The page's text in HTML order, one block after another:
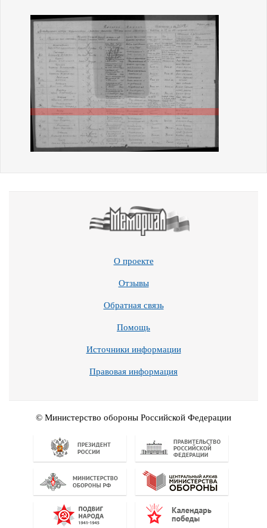
О проекте
Отзывы
Обратная связь
Помощь
Источники информации
Правовая информация
© Министерство обороны Российской Федерации